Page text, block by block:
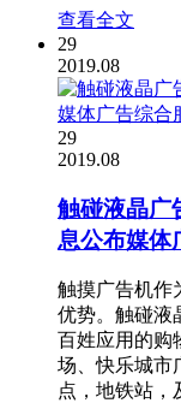
查看全文
29
2019.08
29
2019.08
触碰液晶广
息公布媒体
触摸广告机作
优势。触碰液
百姓应用的购
场、快乐城市
点，地铁站，